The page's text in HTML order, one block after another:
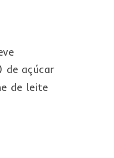
de açúcar
de leite